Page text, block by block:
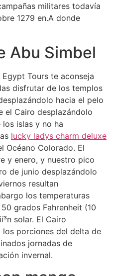
militares todavía
1279 en.A donde
Abu Simbel
Tours te aconseja
disfrutar de los templos
hacia el pelo
el Cairo desplazándolo
islas y no ha
lucky ladys charm deluxe
Océano Colorado. El
y enero, y nuestro pico
de junio desplazándolo
resultan
los temperaturas
grados Fahrenheit (10
solar. El Cairo
porciones del delta de
jornadas de
invernal.